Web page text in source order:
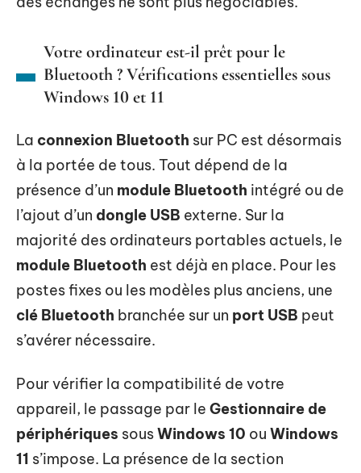
Votre ordinateur est-il prêt pour le
Bluetooth ? Vérifications essentielles sous
Windows 10 et 11
La connexion Bluetooth sur PC est désormais
à la portée de tous. Tout dépend de la
présence d’un module Bluetooth intégré ou de
l’ajout d’un dongle USB externe. Sur la
majorité des ordinateurs portables actuels, le
module Bluetooth est déjà en place. Pour les
postes fixes ou les modèles plus anciens, une
clé Bluetooth branchée sur un port USB peut
s’avérer nécessaire.
Pour vérifier la compatibilité de votre
appareil, le passage par le Gestionnaire de
périphériques sousWindows 10 ou Windows
11 s’impose. La présence de la section